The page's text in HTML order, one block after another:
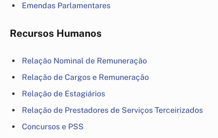
Emendas Parlamentares
Recursos Humanos
Relação Nominal de Remuneração
Relação de Cargos e Remuneração
Relação de Estagiários
Relação de Prestadores de Serviços Terceirizados
Concursos e PSS